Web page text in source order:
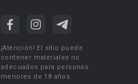
¡Atención! El sitio puede
contener materiales no
adecuados para personas
menores de 18 años.